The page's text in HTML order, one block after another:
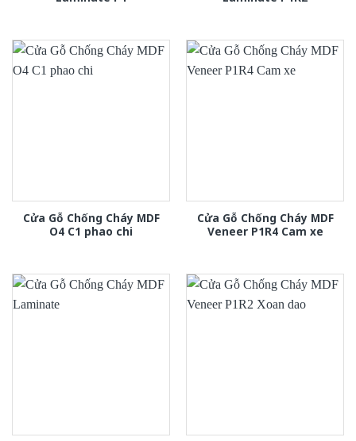
Cửa Gỗ Chống Cháy MDF
O4 C1 phao chi
Cửa Gỗ Chống Cháy MDF
Veneer P1R4 Cam xe